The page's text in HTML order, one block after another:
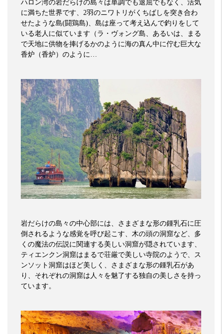
ハロン湾の岩だらけの島々は単調でも退屈でもなく、活気
に満ちた世界です、 2羽のニワトリがくちばしを突き合わ
せたような島(闘鶏島)、島は座って考え込んで釣りをして
いる老人に似ています（ラ・ヴォング島、あるいは、まる
で天地に供物を捧げるかのように海の真ん中に佇む巨大な
香炉（香炉）のように…
岩だらけの島々の中心部には、さまざまな形の鍾乳石に圧
倒されるような感覚を呼び起こす、木の頭の洞窟など、多
くの魔法の伝説に関連する美しい洞窟が隠されています、
ティエンクン洞窟はまるで荘厳で美しい寺院のようで、ス
ンソット洞窟はほど美しく、さまざまな形の鍾乳石があ
り、それぞれの洞窟は人々を魅了する独自の美しさを持っ
ています。